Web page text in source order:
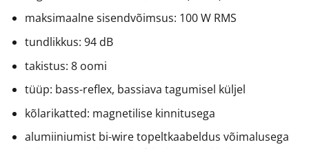
maksimaalne sisendvõimsus: 100 W RMS
tundlikkus: 94 dB
takistus: 8 oomi
tüüp: bass-reflex, bassiava tagumisel küljel
kõlarikatted: magnetilise kinnitusega
alumiiniumist bi-wire topeltkaabeldus võimalusega